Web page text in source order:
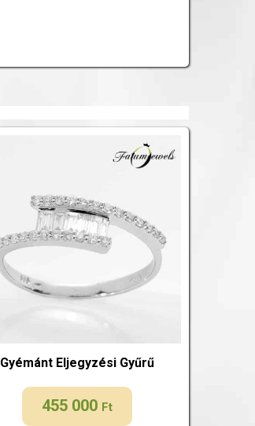
Gyémánt Eljegyzési Gyűrű
455 000 Ft